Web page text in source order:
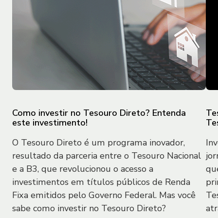
tratar e compartilhar os dados pessoais
por ele informados, inclusive o seu
endereço de protocolo de internet
(endereço IP) atribuído ao Usuário, sua
geolocalização, dados de navegação e
dados do aparelho utilizado para acessar
o site ou o Aplicativo do Sofisa.
3.2. O Sofisa pode utilizar 02 (duas)
formas de coleta de informações dos
Usuários: (i) por meio do cadastro
realizado pelo próprio Usuário no Site
e/ou Aplicativo; e (ii) por meio do uso de
cookies ou de outra tecnologia que
permita armazenar informações a
respeito da navegação do Usuário no
Como investir no Tesouro Direto? Entenda
este investimento!
O Tesouro Direto é um programa inovador,
resultado da parceria entre o Tesouro Nacional
e a B3, que revolucionou o acesso a
investimentos em títulos públicos de Renda
Fixa emitidos pelo Governo Federal. Mas você
sabe como investir no Tesouro Direto?